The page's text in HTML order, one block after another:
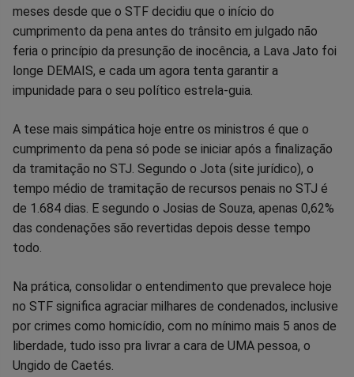
meses desde que o STF decidiu que o início do
cumprimento da pena antes do trânsito em julgado não
feria o princípio da presunção de inocência, a Lava Jato foi
longe DEMAIS, e cada um agora tenta garantir a
impunidade para o seu político estrela-guia.
A tese mais simpática hoje entre os ministros é que o
cumprimento da pena só pode se iniciar após a finalização
da tramitação no STJ. Segundo o Jota (site jurídico), o
tempo médio de tramitação de recursos penais no STJ é
de 1.684 dias. E segundo o Josias de Souza, apenas 0,62%
das condenações são revertidas depois desse tempo
todo.
Na prática, consolidar o entendimento que prevalece hoje
no STF significa agraciar milhares de condenados, inclusive
por crimes como homicídio, com no mínimo mais 5 anos de
liberdade, tudo isso pra livrar a cara de UMA pessoa, o
Ungido de Caetés.